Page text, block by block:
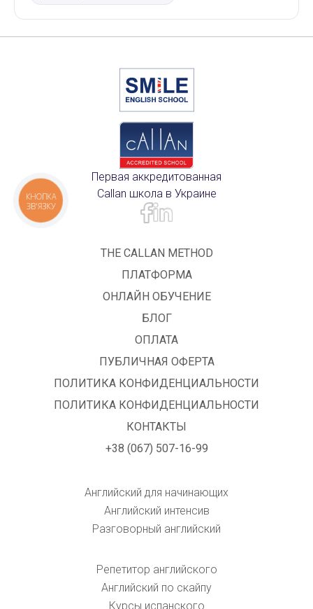
Первая аккредитованная
Callan школа в Украине
THE CALLAN METHOD
ПЛАТФОРМА
ОНЛАЙН ОБУЧЕНИЕ
БЛОГ
ОПЛАТА
ПУБЛИЧНАЯ ОФЕРТА
ПОЛИТИКА КОНФИДЕНЦИАЛЬНОСТИ
ПОЛИТИКА КОНФИДЕНЦИАЛЬНОСТИ
КОНТАКТЫ
+38 (067) 507-16-99
Английский для начинающих
Английский интенсив
Разговорный английский
Репетитор английского
Английский по скайпу
Курсы испанского
КНОПКА
ЗВ'ЯЗКУ